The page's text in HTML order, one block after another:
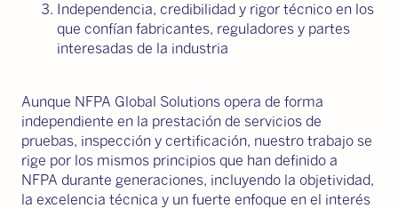
Independencia, credibilidad y rigor técnico en los
que confían fabricantes, reguladores y partes
interesadas de la industria
Aunque NFPA Global Solutions opera de forma
independiente en la prestación de servicios de
pruebas, inspección y certificación, nuestro trabajo se
rige por los mismos principios que han definido a
NFPA durante generaciones, incluyendo la objetividad,
la excelencia técnica y un fuerte enfoque en el interés